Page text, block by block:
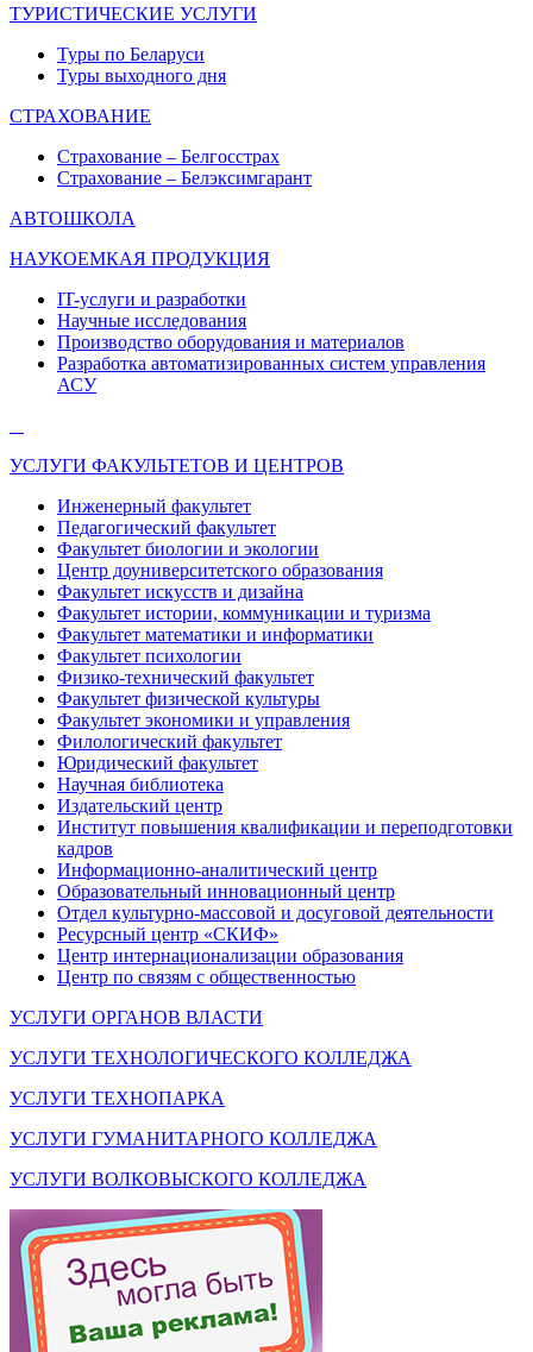
ТУРИСТИЧЕСКИЕ УСЛУГИ
Туры по Беларуси
Туры выходного дня
СТРАХОВАНИЕ
Страхование – Белгосстрах
Страхование – Белэксимгарант
АВТОШКОЛА
НАУКОЕМКАЯ ПРОДУКЦИЯ
IT-услуги и разработки
Научные исследования
Производство оборудования и материалов
Разработка автоматизированных систем управления
АСУ
УСЛУГИ ФАКУЛЬТЕТОВ И ЦЕНТРОВ
Инженерный факультет
Педагогический факультет
Факультет биологии и экологии
Центр доуниверситетского образования
Факультет искусств и дизайна
Факультет истории, коммуникации и туризма
Факультет математики и информатики
Факультет психологии
Физико-технический факультет
Факультет физической культуры
Факультет экономики и управления
Филологический факультет
Юридический факультет
Научная библиотека
Издательский центр
Институт повышения квалификации и переподготовки
кадров
Информационно-аналитический центр
Образовательный инновационный центр
Отдел культурно-массовой и досуговой деятельности
Ресурсный центр «СКИФ»
Центр интернационализации образования
Центр по связям с общественностью
УСЛУГИ ОРГАНОВ ВЛАСТИ
УСЛУГИ ТЕХНОЛОГИЧЕСКОГО КОЛЛЕДЖА
УСЛУГИ ТЕХНОПАРКА
УСЛУГИ ГУМАНИТАРНОГО КОЛЛЕДЖА
УСЛУГИ ВОЛКОВЫСКОГО КОЛЛЕДЖА